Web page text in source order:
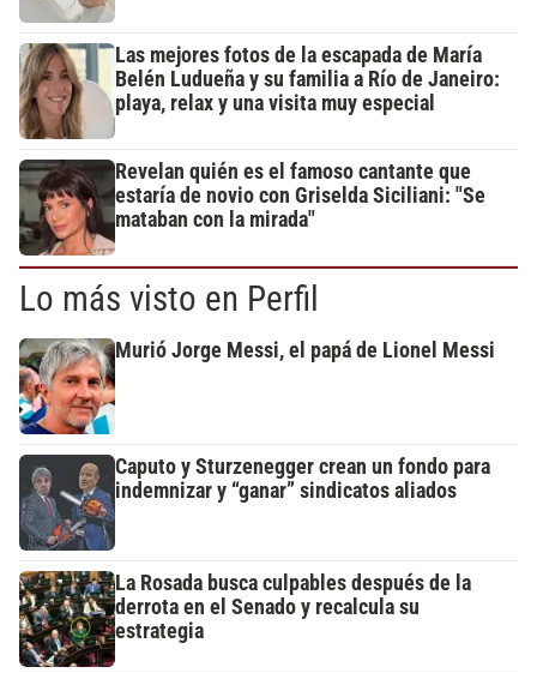
Las mejores fotos de la escapada de María
Belén Ludueña y su familia a Río de Janeiro:
playa, relax y una visita muy especial
Revelan quién es el famoso cantante que
estaría de novio con Griselda Siciliani: "Se
mataban con la mirada"
Lo más visto en Perfil
Murió Jorge Messi, el papá de Lionel Messi
Caputo y Sturzenegger crean un fondo para
indemnizar y “ganar” sindicatos aliados
La Rosada busca culpables después de la
derrota en el Senado y recalcula su
estrategia